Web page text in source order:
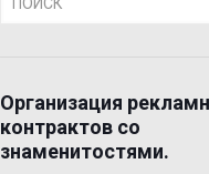
Организация
контрактов со
знаменитостями.